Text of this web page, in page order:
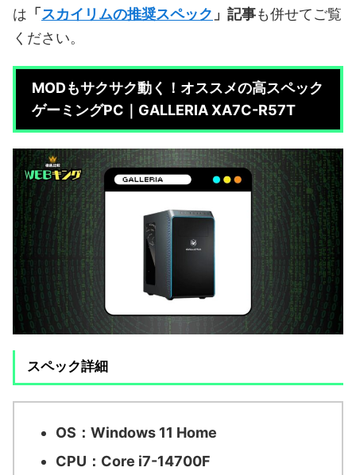
は 「 スカイリムの推奨スペック 」記事も併せてご覧
ください。
MODもサクサク動く！オススメの高スペック
ゲーミングPC｜GALLERIA XA7C-R57T
スペック詳細
OS： Windows 11 Home
CPU： Core i7-14700F